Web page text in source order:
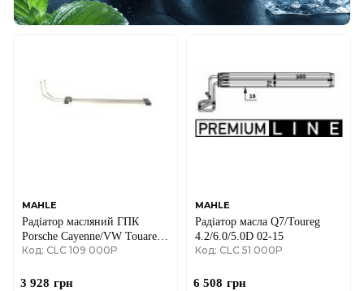
MAHLE
Радіатор масляний ГПК
Porsche Cayenne/VW Touareg
10-
Код: CLC 109 000P
3 928 грн
MAHLE
Радіатор масла Q7/Toureg
4.2/6.0/5.0D 02-15
Код: CLC 51 000P
6 508 грн